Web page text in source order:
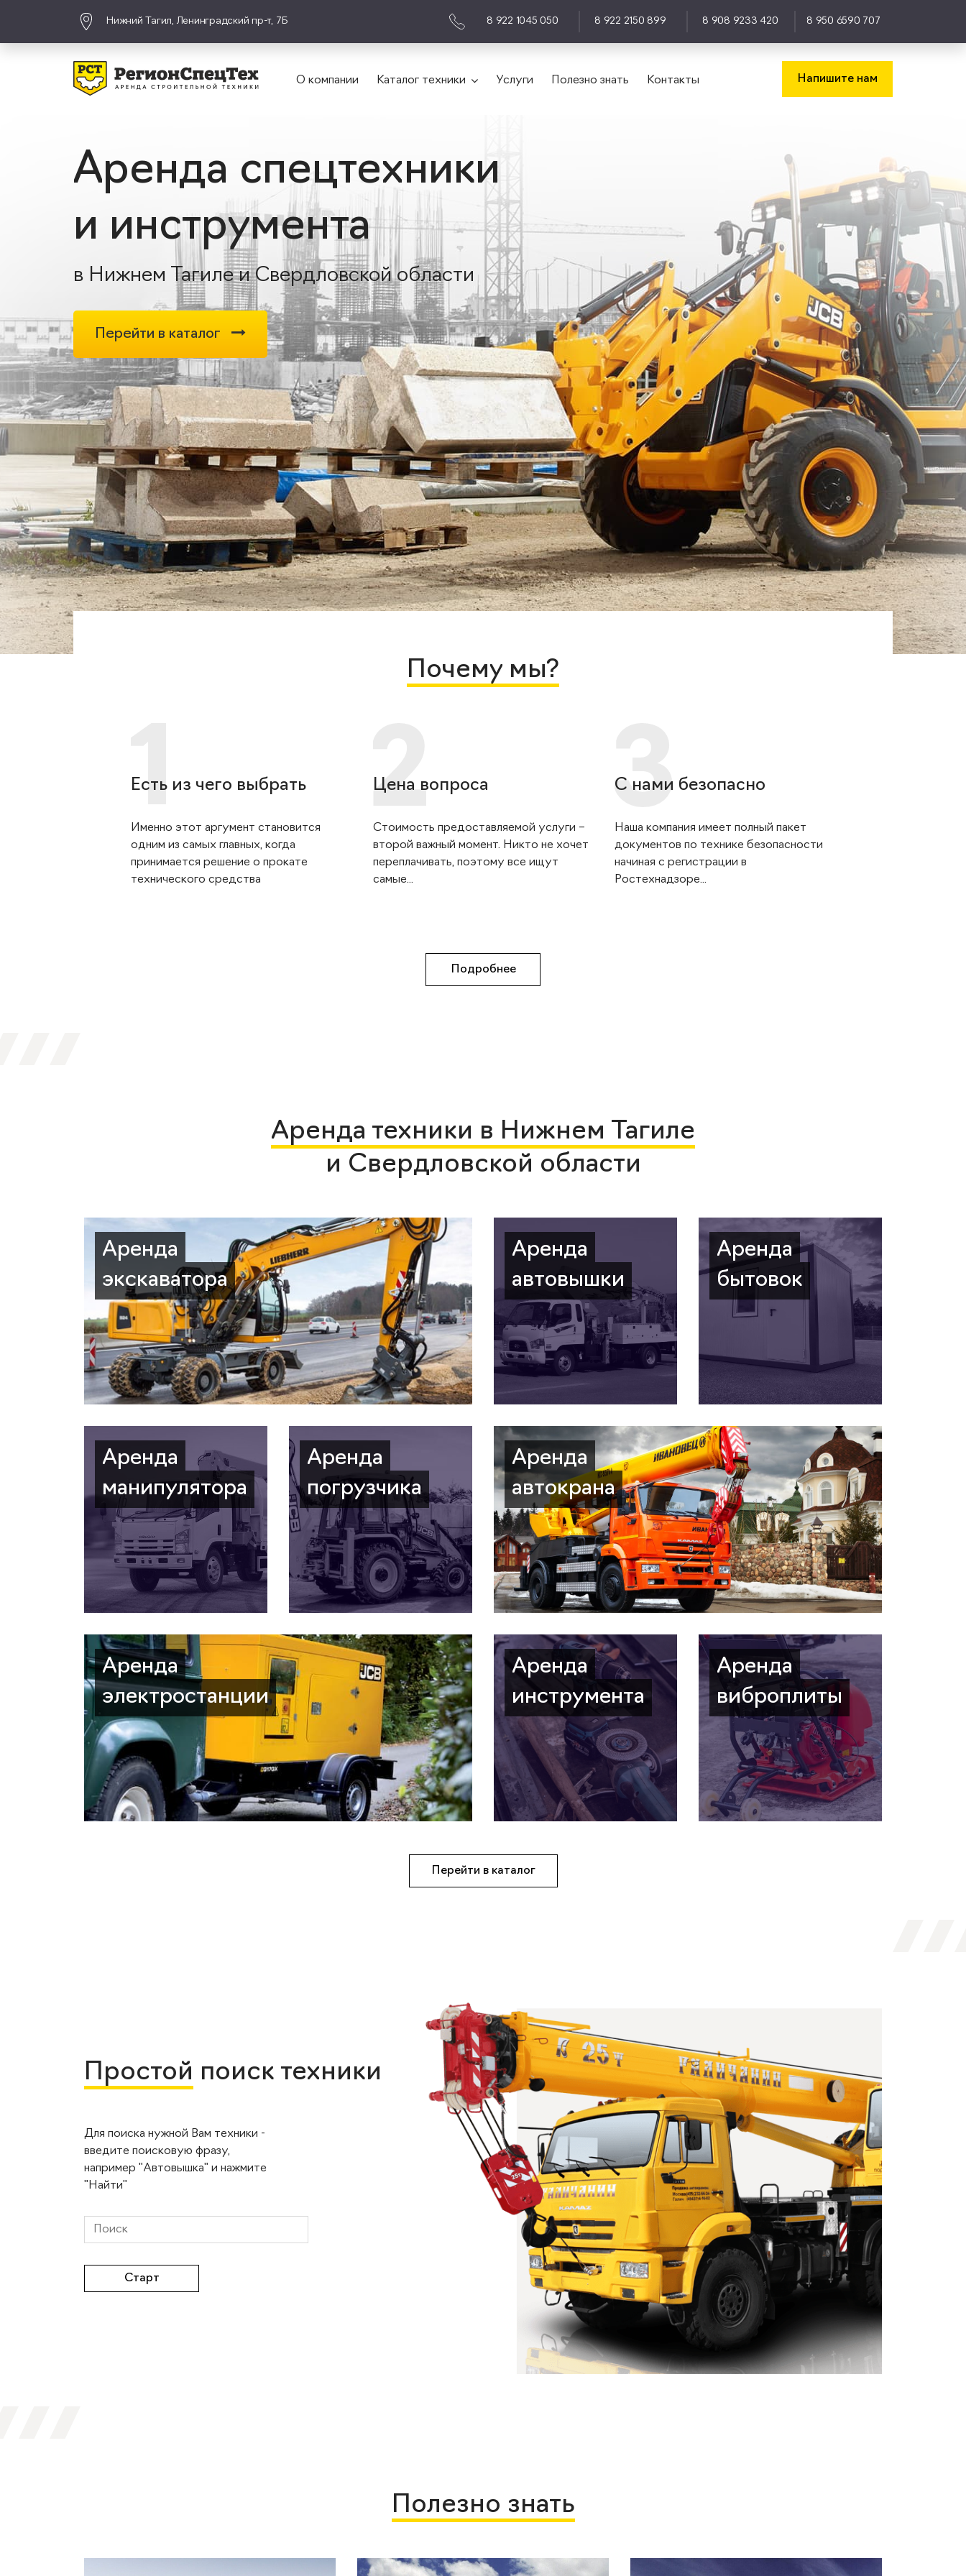
Нижний Тагил, Ленинградский пр-т, 7Б 8 922 1045 050 8 922 2150 899 8 908 9233 420 8 950 6590 707
О компании Каталог техники Услуги Полезно знать Контакты Напишите нам
Аренда спецтехники
и инструмента
в Нижнем Тагиле и Свердловской области
Перейти в каталог
Почему мы?
Есть из чего выбрать
Именно этот аргумент становится
одним из самых главных, когда
принимается решение о прокате
технического средства
Цена вопроса
Стоимость предоставляемой услуги –
второй важный момент. Никто не хочет
переплачивать, поэтому все ищут
самые...
С нами безопасно
Наша компания имеет полный пакет
документов по технике безопасности
начиная с регистрации в
Ростехнадзоре...
Подробнее
Аренда техники в Нижнем Тагиле
и Свердловской области
Аренда
экскаватора
Аренда
автовышки
Аренда
бытовок
Аренда
манипулятора
Аренда
погрузчика
Аренда
автокрана
Аренда
электростанции
Аренда
инструмента
Аренда
виброплиты
Перейти в каталог
Простой поиск техники
Для поиска нужной Вам техники -
введите поисковую фразу,
например "Автовышка" и нажмите
"Найти"
Полезно знать